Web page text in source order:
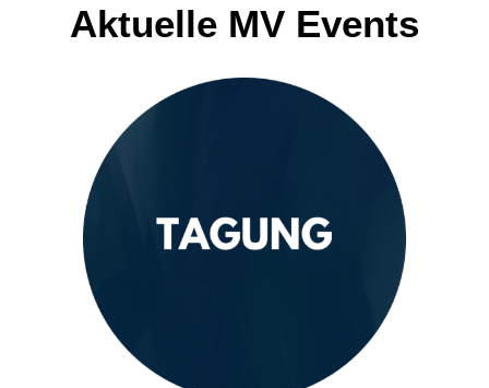
Aktuelle MV Events